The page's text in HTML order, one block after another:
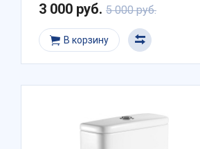
3 000 руб. 5 000 руб.
В корзину